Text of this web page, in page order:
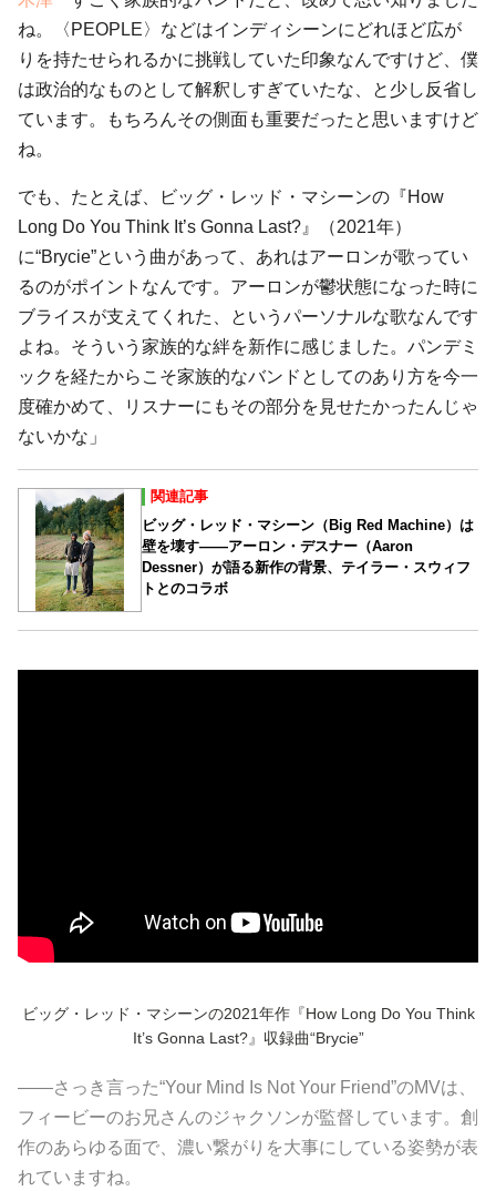
ね。〈PEOPLE〉などはインディシーンにどれほど広が
りを持たせられるかに挑戦していた印象なんですけど、僕
は政治的なものとして解釈しすぎていたな、と少し反省し
ています。もちろんその側面も重要だったと思いますけど
ね。
でも、たとえば、ビッグ・レッド・マシーンの『How
Long Do You Think It’s Gonna Last?』（2021年）
に“Brycie”という曲があって、あれはアーロンが歌ってい
るのがポイントなんです。アーロンが鬱状態になった時に
ブライスが支えてくれた、というパーソナルな歌なんです
よね。そういう家族的な絆を新作に感じました。パンデミ
ックを経たからこそ家族的なバンドとしてのあり方を今一
度確かめて、リスナーにもその部分を見せたかったんじゃ
ないかな」
関連記事
ビッグ・レッド・マシーン（Big Red Machine）は
壁を壊す――アーロン・デスナー（Aaron
Dessner）が語る新作の背景、テイラー・スウィフ
トとのコラボ
ビッグ・レッド・マシーンの2021年作『How Long Do You Think
It’s Gonna Last?』収録曲“Brycie”
――さっき言った“Your Mind Is Not Your Friend”のMVは、
フィービーのお兄さんのジャクソンが監督しています。創
作のあらゆる面で、濃い繋がりを大事にしている姿勢が表
れていますね。